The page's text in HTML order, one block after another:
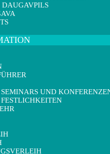
UND